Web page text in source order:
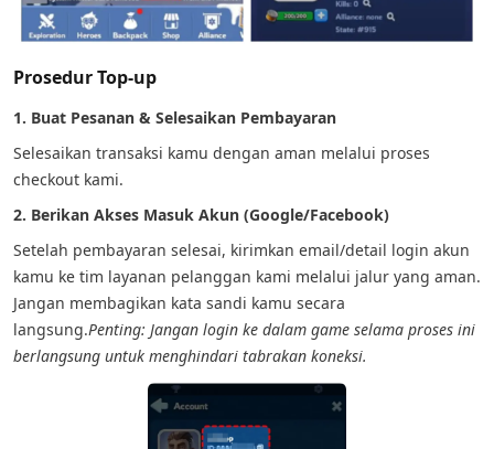
Prosedur Top-up
1. Buat Pesanan & Selesaikan Pembayaran
Selesaikan transaksi kamu dengan aman melalui proses
checkout kami.
2. Berikan Akses Masuk Akun (Google/Facebook)
Setelah pembayaran selesai, kirimkan email/detail login akun
kamu ke tim layanan pelanggan kami melalui jalur yang aman.
Jangan membagikan kata sandi kamu secara
langsung.Penting: Jangan login ke dalam game selama proses ini
berlangsung untuk menghindari tabrakan koneksi.